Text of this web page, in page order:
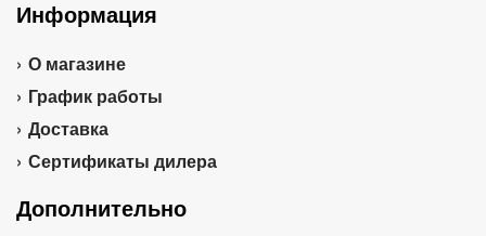
Информация
О магазине
График работы
Доставка
Сертификаты дилера
Дополнительно